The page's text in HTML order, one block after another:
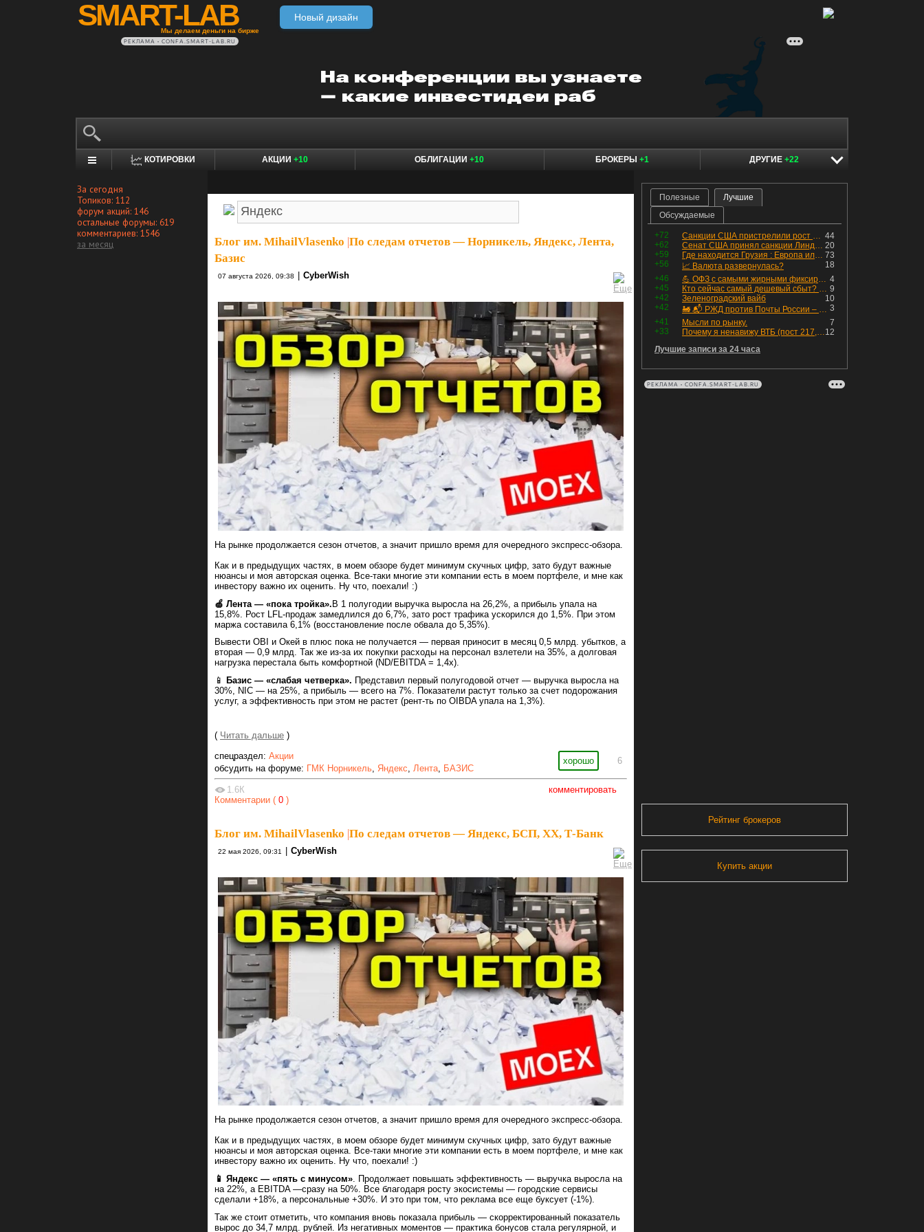
SMART-LAB
Мы делаем деньги на бирже
Новый дизайн
РЕКЛАМА • CONFA.SMART-LAB.RU
КОТИРОВКИ АКЦИИ +10 ОБЛИГАЦИИ +10 БРОКЕРЫ +1 ДРУГИЕ +22
За сегодня
Топиков: 112
форум акций: 146
остальные форумы: 619
комментариев: 1546
за месяц
Блог им. MihailVlasenko По следам отчетов — Норникель, Яндекс, Лента,
Базис
07 августа 2026, 09:38 CyberWish
На рынке продолжается сезон отчетов, а значит пришло время для очередного экспресс-обзора.
Как и в предыдущих частях, в моем обзоре будет минимум скучных цифр, зато будут важные
нюансы и моя авторская оценка. Все-таки многие эти компании есть в моем портфеле, и мне как
инвестору важно их оценить. Ну что, поехали! :)
🍏 Лента — «пока тройка».В 1 полугодии выручка выросла на 26,2%, а прибыль упала на
15,8%. Рост LFL-продаж замедлился до 6,7%, зато рост трафика ускорился до 1,5%. При этом
маржа составила 6,1% (восстановление после обвала до 5,35%).
Вывести OBI и Окей в плюс пока не получается — первая приносит в месяц 0,5 млрд. убытков, а
вторая — 0,9 млрд. Так же из-за их покупки расходы на персонал взлетели на 35%, а долговая
нагрузка перестала быть комфортной (ND/EBITDA = 1,4х).
📱
Базис — «слабая четверка». Представил первый полугодовой отчет — выручка выросла на
30%, NIC — на 25%, а прибыль — всего на 7%. Показатели растут только за счет подорожания
услуг, а эффективность при этом не растет (рент-ть по OIBDA упала на 1,3%).
( Читать дальше )
хорошо 6
спецраздел: Акции
обсудить на форуме: ГМК Норникель, Яндекс, Лента, БАЗИС
комментировать
1.6К
Комментарии ( 0 )
Блог им. MihailVlasenko |По следам отчетов — Яндекс, БСП, ХХ, Т-Банк
22 мая 2026, 09:31 | CyberWish
На рынке продолжается сезон отчетов, а значит пришло время для очередного экспресс-обзора.
Как и в предыдущих частях, в моем обзоре будет минимум скучных цифр, зато будут важные
нюансы и моя авторская оценка. Все-таки многие эти компании есть в моем портфеле, и мне как
инвестору важно их оценить. Ну что, поехали! :)
📱 Яндекс — «пять с минусом» . Продолжает повышать эффективность — выручка выросла на
на 22%, а EBITDA —сразу на 50%. Все благодаря росту экосистемы — городские сервисы
сделали +18%, а персональные +30%. И это при том, что реклама все еще буксует (-1%).
Так же стоит отметить, что компания вновь показала прибыль — скорректированный показатель
вырос до 34,7 млрд. рублей. Из негативных моментов — практика бонусов стала регулярной, и
Полезные
Лучшие
Обсуждаемые
+72 44
Санкции США пристрелили рост акций в России
+62
20
Сенат США принял санкции Линдси Грэма против России
+59
73
Где находится Грузия : Европа или Азия
+56
18
📈 Валюта развернулась?
+46
4
💪 ОФЗ с самыми жирными фиксированными купонами
+45
9
Кто сейчас самый дешевый сбыт? Сводный пост по сбытовым компаниям по отчетам РСБУ за Q2 26г.
+42
10
Зеленоградский вайб
+42
3
🚂 📬 РЖД против Почты России – Какие облигации выбрать?
+41
7
Мысли по рынку.
+33
12
Почему я ненавижу ВТБ (пост 217, 12+)
Лучшие записи за 24 часа
РЕКЛАМА • CONFA.SMART-LAB.RU
Рейтинг брокеров
Купить акции